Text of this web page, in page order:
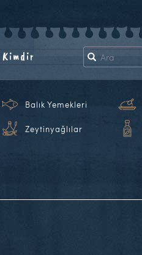
Kimdir
Balık Yemekleri
Zeytinyağlılar